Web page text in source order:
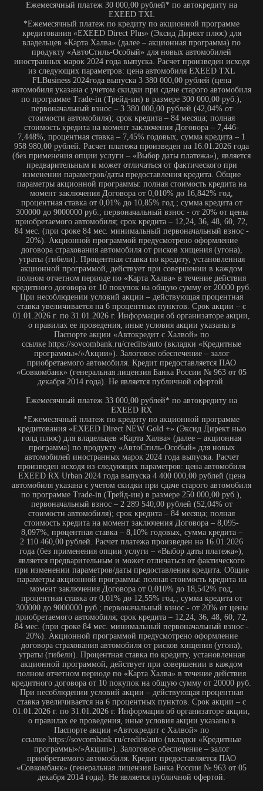
Ежемесячный платеж 30 000,00 рублей* по автокредиту на
EXEED TXL
*Ежемесячный платеж по кредиту по акционной программе
кредитования «EXEED Direct Plus» (Эксид Директ плюс) для
владельцев «Карта Халва» (далее – акционная программа) по
продукту «АвтоСтиль-Особый» для новых автомобилей
иностранных марок 2024 года выпуска. Расчет произведен исходя
из следующих параметров: цена автомобиля EXEED TXL
FLBusiness 2024года выпуска 3 380 000,00 рублей (цена
автомобиля указана с учетом скидки при сдаче старого автомобиля
по программе Trade-in (Трейд-ин) в размере 300 000,00 руб.),
первоначальный взнос – 3 380 000,00 рублей (42,04% от
стоимости автомобиля); срок кредита – 84 месяца; полная
стоимость кредита на момент заключения Договора – 7,446-
7,448%, процентная ставка – 7,45% годовых, сумма кредита – 1
958 980,00 рублей. Расчет платежа произведен на 16.01.2026 года
(без применения опции услуги – «Выбор даты платежа»), является
предварительным и может отличаться от фактического при
изменении параметров/даты предоставления кредита. Общие
параметры акционной программы: полная стоимость кредита на
момент заключения Договора от 0,010% до 16,842% год,
процентная ставка от 0,01% до 10,85% год.; сумма кредита от
300000 до 9000000 руб.; первоначальный взнос - от 20% от цены
приобретаемого автомобиля; срок кредита – 12,24, 36, 48, 60, 72,
84 мес. (при сроке 84 мес. минимальный первоначальный взнос -
20%). Акционной программой предусмотрено оформление
договора страхования автомобиля от рисков хищения (угона),
утраты (гибели). Процентная ставка по кредиту, установленная
акционной программой, действует при совершении в каждом
полном отчетном периоде по «Карта Халва» в течение действия
кредитного договора от 10 покупок на общую сумму от 20000 руб.
При несоблюдении условий акции – действующая процентная
ставка увеличивается на 6 процентных пунктов. Срок акции – с
01.01.2026 г. по 31.01.2026 г. Информация об организаторе акции,
о правилах ее проведения, иные условия акции указаны в
Паспорте акции «Автокредит с Халвой» по
ссылке https://sovcombank.ru/credits/auto (вкладки «Кредитные
программы»/»Акции»). Залоговое обеспечение – залог
приобретаемого автомобиля. Кредит предоставляется ПАО
«Совкомбанк» (генеральная лицензия Банка России № 963 от 05
декабря 2014 года). Не является публичной офертой.
Ежемесячный платеж 33 000,00 рублей* по автокредиту на
EXEED RX
*Ежемесячный платеж по кредиту по акционной программе
кредитования «EXEED Direct NEW Gold +» (Эксид Директ нью
голд плюс) для владельцев «Карта Халва» (далее – акционная
программа) по продукту «АвтоСтиль-Особый» для новых
автомобилей иностранных марок 2024 года выпуска. Расчет
произведен исходя из следующих параметров: цена автомобиля
EXEED RX Urban 2024 года выпуска 4 400 000,00 рублей (цена
автомобиля указана с учетом скидки при сдаче старого автомобиля
по программе Trade-in (Трейд-ин) в размере 250 000,00 руб.),
первоначальный взнос – 2 289 540,00 рублей (52,04% от
стоимости автомобиля); срок кредита – 84 месяца; полная
стоимость кредита на момент заключения Договора – 8,095-
8,097%, процентная ставка – 8,10% годовых, сумма кредита –
2 110 460,00 рублей. Расчет платежа произведен на 16.01.2026
года (без применения опции услуги – «Выбор даты платежа»),
является предварительным и может отличаться от фактического
при изменении параметров/даты предоставления кредита. Общие
параметры акционной программы: полная стоимость кредита на
момент заключения Договора от 0,010% до 18,542% год,
процентная ставка от 0,01% до 12,55% год.; сумма кредита от
300000 до 9000000 руб.; первоначальный взнос - от 20% от цены
приобретаемого автомобиля; срок кредита – 12,24, 36, 48, 60, 72,
84 мес. (при сроке 84 мес. минимальный первоначальный взнос -
20%). Акционной программой предусмотрено оформление
договора страхования автомобиля от рисков хищения (угона),
утраты (гибели). Процентная ставка по кредиту, установленная
акционной программой, действует при совершении в каждом
полном отчетном периоде по «Карта Халва» в течение действия
кредитного договора от 10 покупок на общую сумму от 20000 руб.
При несоблюдении условий акции – действующая процентная
ставка увеличивается на 6 процентных пунктов. Срок акции – с
01.01.2026 г. по 31.01.2026 г. Информация об организаторе акции,
о правилах ее проведения, иные условия акции указаны в
Паспорте акции «Автокредит с Халвой» по
ссылке https://sovcombank.ru/credits/auto (вкладки «Кредитные
программы»/»Акции»). Залоговое обеспечение – залог
приобретаемого автомобиля. Кредит предоставляется ПАО
«Совкомбанк» (генеральная лицензия Банка России № 963 от 05
декабря 2014 года). Не является публичной офертой.